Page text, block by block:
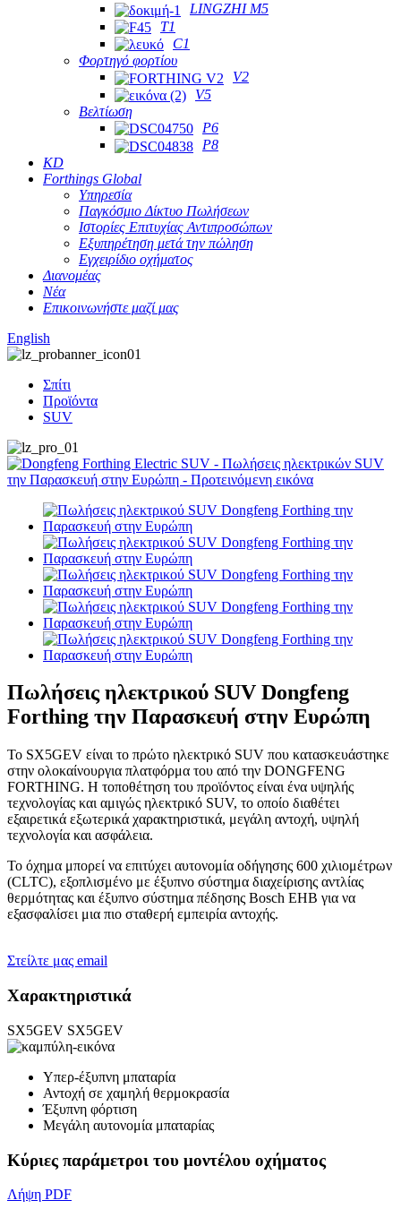
LINGZHI M5
T1
C1
Φορτηγό φορτίου
V2
V5
Βελτίωση
P6
P8
KD
Forthings Global
Υπηρεσία
Παγκόσμιο Δίκτυο Πωλήσεων
Ιστορίες Επιτυχίας Αντιπροσώπων
Εξυπηρέτηση μετά την πώληση
Εγχειρίδιο οχήματος
Διανομέας
Νέα
Επικοινωνήστε μαζί μας
English
Σπίτι
Προϊόντα
SUV
Πωλήσεις ηλεκτρικού SUV Dongfeng
Forthing την Παρασκευή στην Ευρώπη
Το SX5GEV είναι το πρώτο ηλεκτρικό SUV που κατασκευάστηκε
στην ολοκαίνουργια πλατφόρμα του από την DONGFENG
FORTHING. Η τοποθέτηση του προϊόντος είναι ένα υψηλής
τεχνολογίας και αμιγώς ηλεκτρικό SUV, το οποίο διαθέτει
εξαιρετικά εξωτερικά χαρακτηριστικά, μεγάλη αντοχή, υψηλή
τεχνολογία και ασφάλεια.
Το όχημα μπορεί να επιτύχει αυτονομία οδήγησης 600 χιλιομέτρων
(CLTC), εξοπλισμένο με έξυπνο σύστημα διαχείρισης αντλίας
θερμότητας και έξυπνο σύστημα πέδησης Bosch EHB για να
εξασφαλίσει μια πιο σταθερή εμπειρία αντοχής.
Στείλτε μας email
Χαρακτηριστικά
SX5GEV SX5GEV
Υπερ-έξυπνη μπαταρία
Αντοχή σε χαμηλή θερμοκρασία
Έξυπνη φόρτιση
Μεγάλη αυτονομία μπαταρίας
Κύριες παράμετροι του μοντέλου οχήματος
Λήψη PDF